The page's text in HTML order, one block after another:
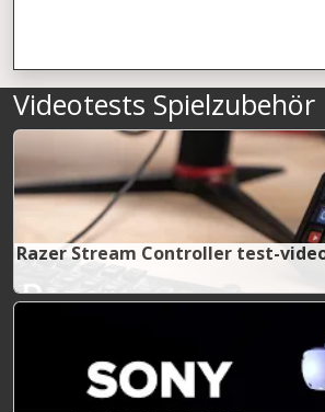
Videotests Spielzubehör
Razer Stream Controller test-